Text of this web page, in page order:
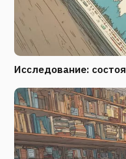
Исследование: